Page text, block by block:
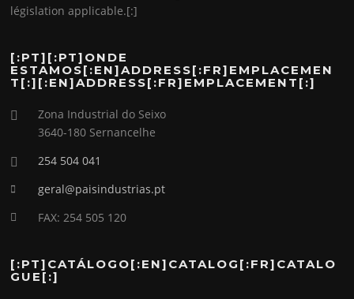
législation applicable.[:]
[:PT][:PT]ONDE
ESTAMOS[:EN]ADDRESS[:FR]EMPLACEMEN
T[:][:EN]ADDRESS[:FR]EMPLACEMENT[:]
Zona Industrial do Seixo
3640-180 Sernancelhe
254 504 041
geral@paisindustrias.pt
FAX: 254 505 120
[:PT]CATÁLOGO[:EN]CATALOG[:FR]CATALO
GUE[:]